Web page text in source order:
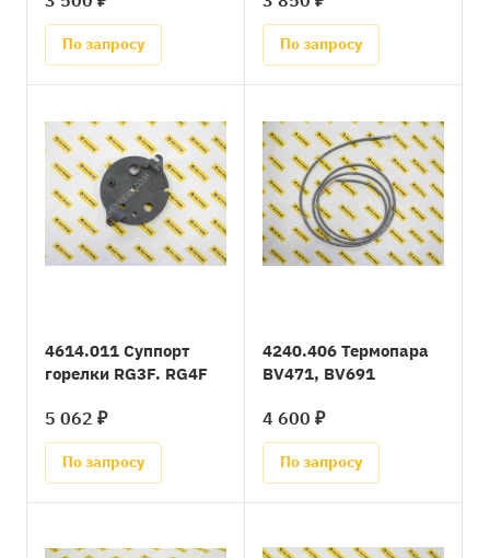
По запросу По запросу
4614.011 Суппорт
горелки RG3F. RG4F
5 062 ₽
По запросу
4240.406 Термопара
BV471, BV691
4 600 ₽
По запросу